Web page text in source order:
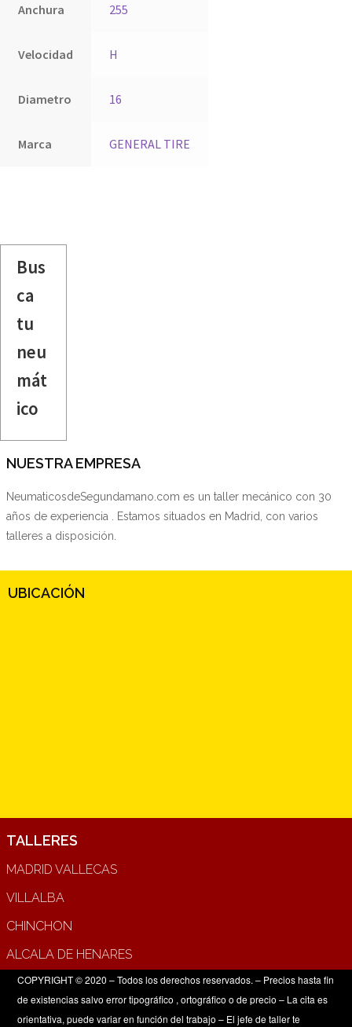
Anchura 255
Velocidad H
Diametro 16
Marca GENERAL TIRE
Bus
ca
tu
neu
mát
ico
NUESTRA EMPRESA
NeumaticosdeSegundamano.com es un taller mecánico con 30
años de experiencia . Estamos situados en Madrid, con varios
talleres a disposición.
UBICACIÓN
TALLERES
MADRID VALLECAS
VILLALBA
CHINCHON
ALCALA DE HENARES
COPYRIGHT © 2020 – Todos los derechos reservados. – Precios hasta fin
de existencias salvo error tipográfico , ortográfico o de precio – La cita es
orientativa, puede variar en función del trabajo – El jefe de taller te